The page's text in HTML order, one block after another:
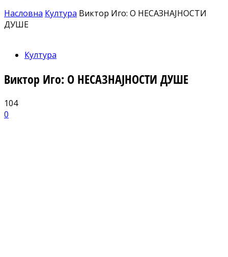
Насловна Култура Виктор Иго: О НЕСАЗНАЈНОСТИ
ДУШЕ
Култура
Виктор Иго: О НЕСАЗНАЈНОСТИ ДУШЕ
104
0